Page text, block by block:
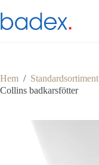
till
innehåll
Hem / Standardsortiment
Collins badkarsfötter